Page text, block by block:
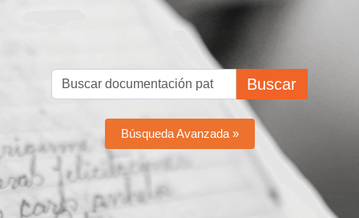
Buscar
Búsqueda Avanzada »